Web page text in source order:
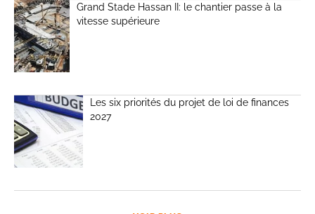
Grand Stade Hassan II: le chantier passe à la
vitesse supérieure
Les six priorités du projet de loi de finances
2027